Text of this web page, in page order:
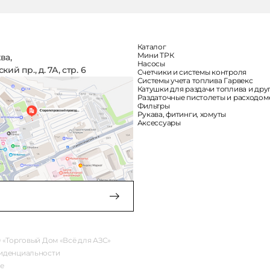
пр., д. 7А, стр. 6
Каталог
Мини ТРК
Насосы
Счетчики и системы контроля
Системы учета топлива Гарвекс
Катушки для раздачи топлива и
Раздаточные пистолеты и
Фильтры
Рукава, фитинги, хомуты
Аксессуары
Дом «Всё для АЗС»